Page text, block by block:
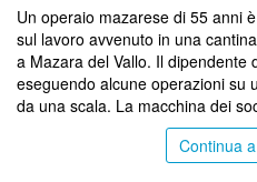
Un operaio mazarese di 55 anni
sul lavoro avvenuto in una
a Mazara del Vallo. Il dipendente
eseguendo alcune operazioni su
da una scala. La macchina dei
Continua